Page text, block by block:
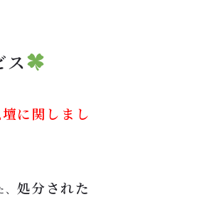
ス
に関しまし
処分された